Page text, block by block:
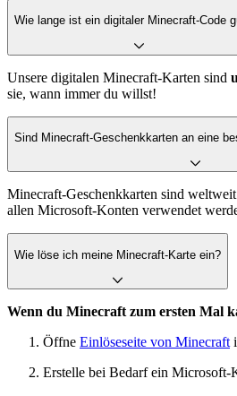
Wie lange ist ein digitaler Minecraft-Code
Unsere digitalen Minecraft-Karten sind
sie, wann immer du willst!
Sind Minecraft-Geschenkkarten an eine
Minecraft-Geschenkkarten sind
allen Microsoft-Konten verwendet
Wie löse ich meine Minecraft-Karte ein?
Wenn du Minecraft zum ersten Mal
Öffne Einlöseseite von Minecraft
Erstelle bei Bedarf ein Microsoft-